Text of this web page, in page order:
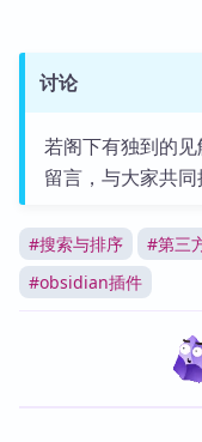
讨论
若阁下有独到的
留言，与大家共同
#搜索与排序 #第三
#obsidian插件